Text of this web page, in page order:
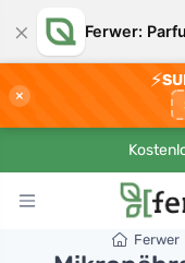
× Ferwer:
×
⚡
Ferwer